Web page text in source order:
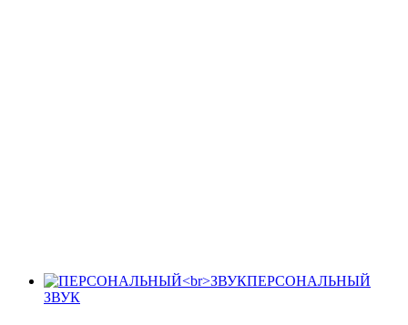
ПЕРСОНАЛЬНЫЙ
ЗВУК